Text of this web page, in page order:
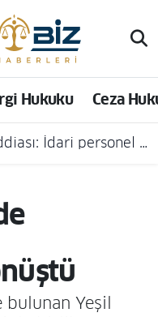
Hukuku Ceza
personel açığa alındı
bulunan Yeşil
ve Fikstür